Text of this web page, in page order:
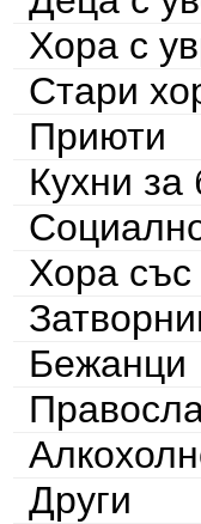
Хора с
Стари
Приюти
Кухни за
Хора
Бежанци
Други